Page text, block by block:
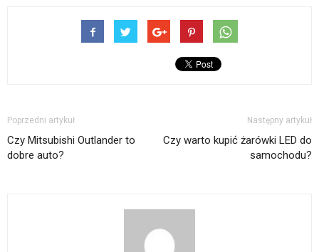
Poprzedni artykuł
Czy Mitsubishi Outlander to
dobre auto?
Następny artykuł
Czy warto kupić żarówki LED do
samochodu?